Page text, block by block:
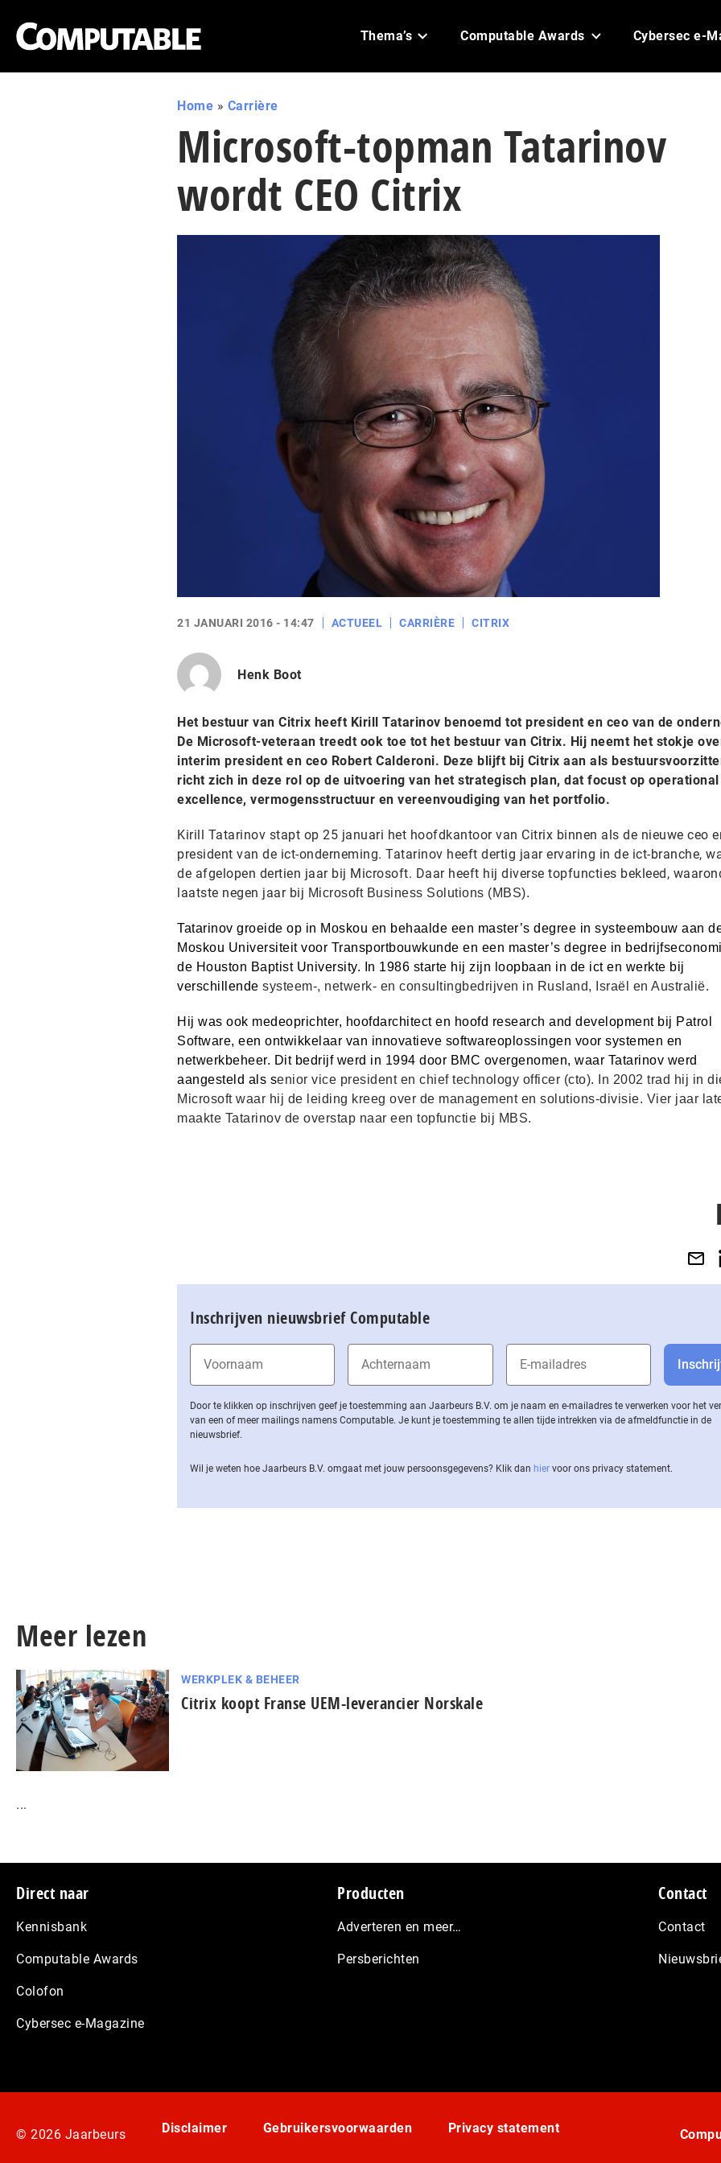
Thema’s Computable Awards Cybersec e-
Home » Carrière
Microsoft-topman Tatarinov
wordt CEO Citrix
21 JANUARI 2016 - 14:47 ACTUEEL CARRIÈRE CITRIX
Henk Boot
Het bestuur van Citrix heeft Kirill Tatarinov benoemd tot president en ceo van de
De Microsoft-veteraan treedt ook toe tot het bestuur van Citrix. Hij neemt het stokje
interim president en ceo Robert Calderoni. Deze blijft bij Citrix aan als
richt zich in deze rol op de uitvoering van het strategisch plan, dat focust op operational
excellence, vermogensstructuur en vereenvoudiging van het portfolio.
Kirill Tatarinov stapt op 25 januari het hoofdkantoor van Citrix binnen als de nieuwe ceo
president van de ict-onderneming. Tatarinov heeft dertig jaar ervaring in de ict-branche,
de afgelopen dertien jaar bij Microsoft. Daar heeft hij diverse topfuncties bekleed,
laatste negen jaar bij Microsoft Business Solutions (MBS).
Tatarinov groeide op in Moskou en behaalde een master’s degree in systeembouw aan
Moskou Universiteit voor Transportbouwkunde en een master’s degree in
de Houston Baptist University. In 1986 starte hij zijn loopbaan in de ict en werkte bij
verschillende systeem-, netwerk- en consultingbedrijven in Rusland, Israël en Australië.
Hij was ook medeoprichter, hoofdarchitect en hoofd research and development bij Patrol
Software, een ontwikkelaar van innovatieve softwareoplossingen voor systemen en
netwerkbeheer. Dit bedrijf werd in 1994 door BMC overgenomen, waar Tatarinov werd
aangesteld als senior vice president en chief technology officer (cto). In 2002 trad hij in
Microsoft waar hij de leiding kreeg over de management en solutions-divisie. Vier jaar
maakte Tatarinov de overstap naar een topfunctie bij MBS.
Inschrijven nieuwsbrief Computable
Door te klikken op inschrijven geef je toestemming aan Jaarbeurs B.V. om je naam en e-mailadres te verwerken voor het
van een of meer mailings namens Computable. Je kunt je toestemming te allen tijde intrekken via de af­meld­func­tie in de
nieuwsbrief.
Wil je weten hoe Jaarbeurs B.V. omgaat met jouw per­soons­ge­ge­vens? Klik dan hier voor ons privacy statement.
Meer lezen
WERKPLEK & BEHEER
Citrix koopt Franse UEM-leverancier Norskale
...
Footer
Direct naar
Kennisbank
Computable Awards
Colofon
Cybersec e-Magazine
Producten
Adverteren en meer…
Persberichten
Contact
Contact
© 2026 Jaarbeurs Disclaimer Gebruikersvoorwaarden Privacy statement